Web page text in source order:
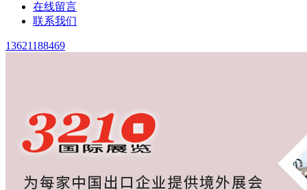
在线留言
联系我们
13621188469